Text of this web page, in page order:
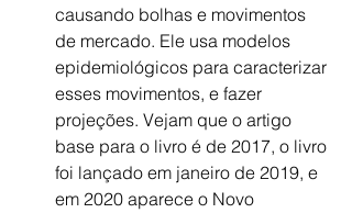
causando bolhas e movimentos
de mercado. Ele usa modelos
epidemiológicos para caracterizar
esses movimentos, e fazer
projeções. Vejam que o artigo
base para o livro é de 2017, o livro
foi lançado em janeiro de 2019, e
em 2020 aparece o Novo